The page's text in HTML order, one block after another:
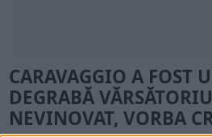
CARAVAGGIO A FOST
DEGRABĂ
NEVINOVAT, VORBA